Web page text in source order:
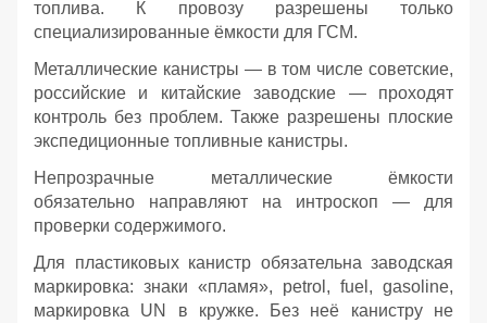
топлива. К провозу разрешены только
специализированные ёмкости для ГСМ.
Металлические канистры — в том числе советские,
российские и китайские заводские — проходят
контроль без проблем. Также разрешены плоские
экспедиционные топливные канистры.
Непрозрачные металлические ёмкости
обязательно направляют на интроскоп — для
проверки содержимого.
Для пластиковых канистр обязательна заводская
маркировка: знаки «пламя», petrol, fuel, gasoline,
маркировка UN в кружке. Без неё канистру не